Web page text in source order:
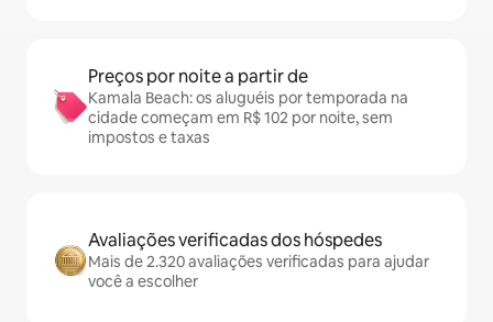
Preços por noite a partir de
Kamala Beach: os aluguéis por temporada na
cidade começam em R$ 102 por noite, sem
impostos e taxas
Avaliações verificadas dos hóspedes
Mais de 2.320 avaliações verificadas para ajudar
você a escolher